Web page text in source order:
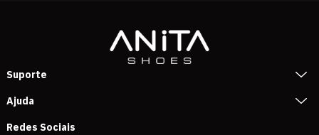
Suporte
Ajuda
Redes Sociais